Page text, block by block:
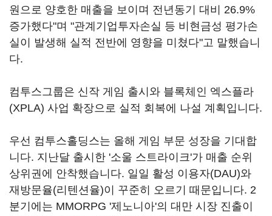
원으로 양호한 매출을 보이며 전년동기 대비 26.9%
증가했다"며 "관계기업투자손실 등 비현금성 평가손
실이 발생해 실적 전반에 영향을 미쳤다"고 말했습니
다.
컴투스그룹은 신작 게임 출시와 블록체인 엑스플라
(XPLA) 사업 확장으로 실적 회복에 나설 계획입니다.
우선 컴투스홀딩스는 올해 게임 부문 성장을 기대합
니다. 지난달 출시한 '소울 스트라이크'가 매출 순위
상위권에 안착했습니다. 일일 활성 이용자(DAU)와
재방문율(리텐션율)이 꾸준히 오르기 때문입니다. 2
분기에는 MMORPG '제노니아'의 대만 시장 진출이